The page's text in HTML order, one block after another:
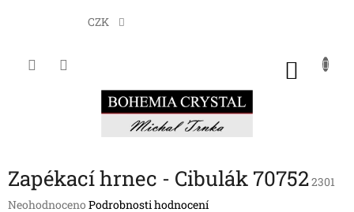
CZK
Zapékací hrnec - Cibulák 707522301
Průměrné
Neohodnoceno Podrobnosti hodnocení